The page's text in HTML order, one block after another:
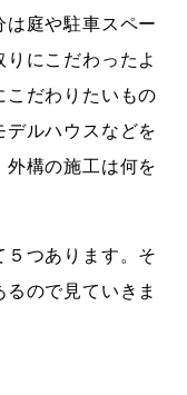
庭や駐車スペー
にこだわったよ
こだわりたいもの
ルハウスなどを
外構の施工は何を
つあります。そ
ので見ていきま